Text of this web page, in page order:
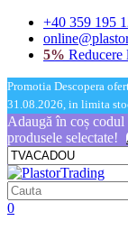
+40 359 195
5% Reducere
Promotia Descopera
31.08.2026, in limita
Adaugă în coș
produsele selectate!
0